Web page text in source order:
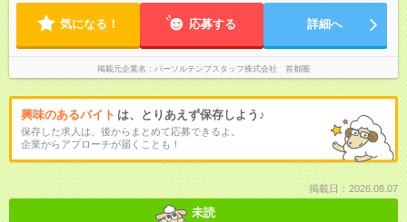
気になる！ 応募する 詳細へ
掲載元企業名 パーソルテンプスタッフ株式会社 首都圏
興味のあるバイト は、とりあえず保存しよう♪
保存した求人は、後からまとめて応募できるよ。
企業からアプローチが届くことも！
掲載日：2026.08.07
未読